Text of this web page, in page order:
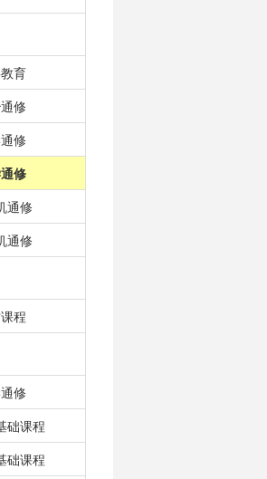
育
修
修
修
通修
通修
程
修
础课程
础课程